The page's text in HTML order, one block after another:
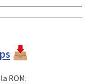
ROM: